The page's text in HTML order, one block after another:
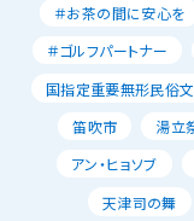
＃お茶の間に安心を
＃ゴルフパートナー
国指定重要無形民俗
笛吹市
湯立
アン・ヒョソブ
天津司の舞